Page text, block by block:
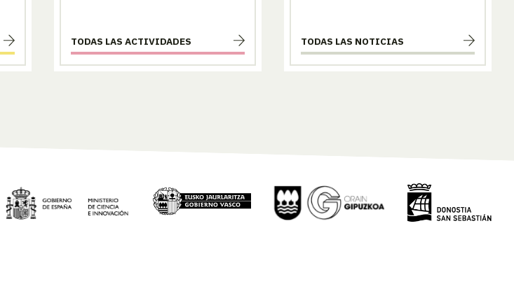
TODAS LAS ACTIVIDADES TODAS LAS NOTICIAS